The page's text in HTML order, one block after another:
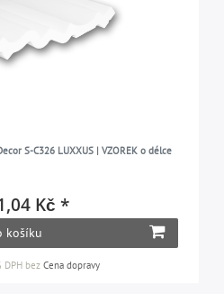
S-C326 LUXXUS | VZOREK o délce
Kč *
košíku
DPHbez Cena dopravy